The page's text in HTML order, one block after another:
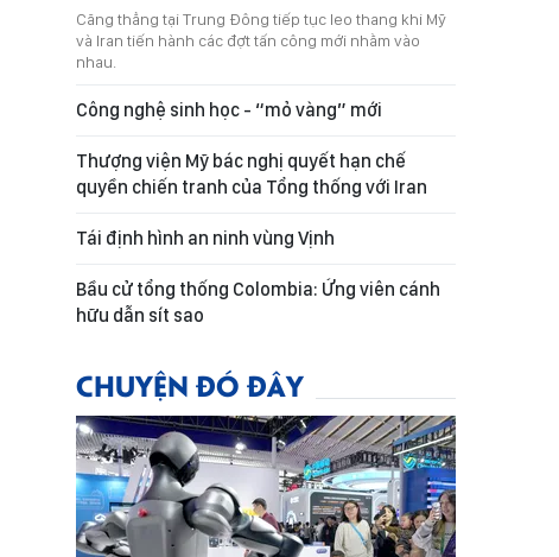
Căng thẳng tại Trung Đông tiếp tục leo thang khi Mỹ
và Iran tiến hành các đợt tấn công mới nhằm vào
nhau.
Công nghệ sinh học - “mỏ vàng” mới
Thượng viện Mỹ bác nghị quyết hạn chế
quyền chiến tranh của Tổng thống với Iran
Tái định hình an ninh vùng Vịnh
Bầu cử tổng thống Colombia: Ứng viên cánh
hữu dẫn sít sao
CHUYỆN ĐÓ ĐÂY